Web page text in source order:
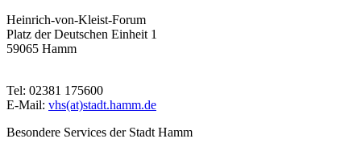
Heinrich-von-Kleist-Forum
Platz der Deutschen Einheit 1
59065 Hamm
Tel: 02381 175600
E-Mail: vhs(at)stadt.hamm.de
Besondere Services der Stadt Hamm